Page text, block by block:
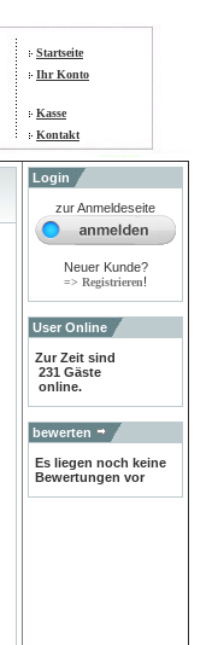
Startseite
Ihr Konto
Kasse
Kontakt
Login
zur Anmeldeseite
Neuer Kunde?
=> Registrieren!
User Online
Zur Zeit sind
231 Gäste
online.
bewerten
Es liegen noch keine
Bewertungen vor